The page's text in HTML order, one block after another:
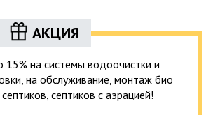
АКЦИЯ
15% на системы водоочистки и
на обслуживание, монтаж био
септиков с аэрацией!